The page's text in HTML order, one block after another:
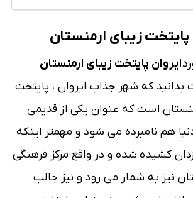
پایتخت زیبای ارمنستان
ایروان پایتخت زیبای ارمنستان
بدانید که شهر جذاب ایروان ، پایتخت
است که عنوان یکی از قدیمی
هم نامبرده می شود و مهمتر اینکه
کشیده شده و در واقع مرکز فرهنگی
نیز به شمار می رود و نیز جالب